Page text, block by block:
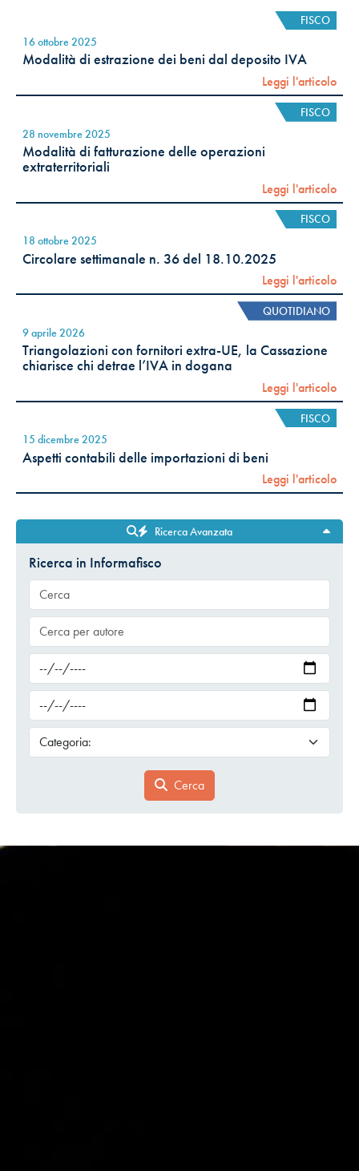
FISCO
16 ottobre 2025
Modalità di estrazione dei beni dal deposito IVA
Leggi l'articolo
FISCO
28 novembre 2025
Modalità di fatturazione delle operazioni
extraterritoriali
Leggi l'articolo
FISCO
18 ottobre 2025
Circolare settimanale n. 36 del 18.10.2025
Leggi l'articolo
QUOTIDIANO
9 aprile 2026
Triangolazioni con fornitori extra-UE, la Cassazione
chiarisce chi detrae l’IVA in dogana
Leggi l'articolo
FISCO
15 dicembre 2025
Aspetti contabili delle importazioni di beni
Leggi l'articolo
Ricerca Avanzata
Ricerca in Informafisco
Cerca